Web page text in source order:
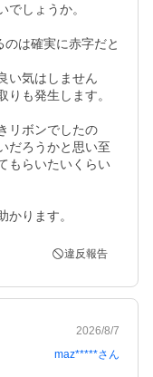
しょうか。
は確実に赤字だと
い気はしません
りも発生します。
リボンでしたの
だろうかと思い至
もらいたいくらい
かります。
違反報告
2026/8/7
maz*****さん